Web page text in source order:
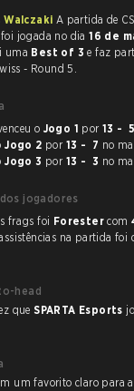
Walczaki A partida de
foi jogada no dia16 de
uma Best of 3e faz
- Round 5.
o Jogo 1 por13 - 5
Jogo 2 por 13 - 7 no
Jogo 3 por 13 - 3 no
jogadores
frags foi Forester com
na partida foi
head
queSPARTA Esports
um favorito claro para